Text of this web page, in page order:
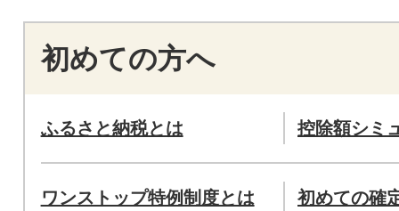
初めての方へ
ふるさと納税とは 控除額シミ
ワンストップ特例制度とは 初めての確